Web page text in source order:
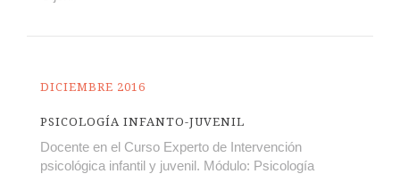
DICIEMBRE 2016
PSICOLOGÍA INFANTO-JUVENIL
Docente en el Curso Experto de Intervención
psicológica infantil y juvenil. Módulo: Psicología